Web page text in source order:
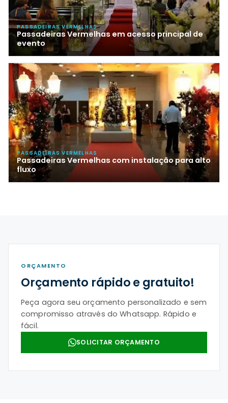
PASSADEIRAS VERMELHAS
Passadeiras Vermelhas em acesso principal de
evento
PASSADEIRAS VERMELHAS
Passadeiras Vermelhas com instalação para alto
fluxo
ORÇAMENTO
Orçamento rápido e gratuito!
Peça agora seu orçamento personalizado e sem
compromisso através do Whatsapp. Rápido e
fácil.
SOLICITAR ORÇAMENTO